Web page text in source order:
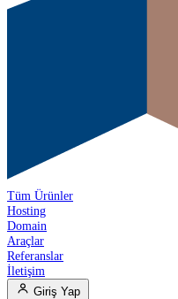
Tüm Ürünler
Hosting
Domain
Araçlar
Referanslar
İletişim
Giriş Yap